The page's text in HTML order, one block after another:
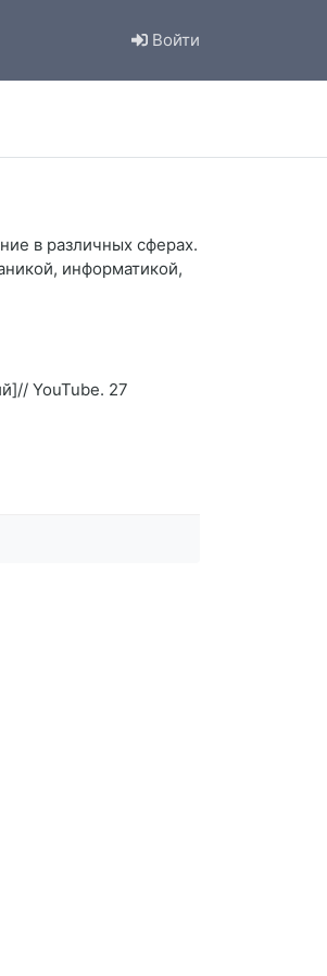
Войти
в различных сферах.
информатикой,
YouTube. 27